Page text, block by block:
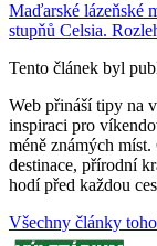
Maďarské lázeňské
stupňů Celsia.
Tento článek byl
Web přináší tipy na
inspiraci pro
méně známých
destinace, přírodní
hodí před každou
Všechny články